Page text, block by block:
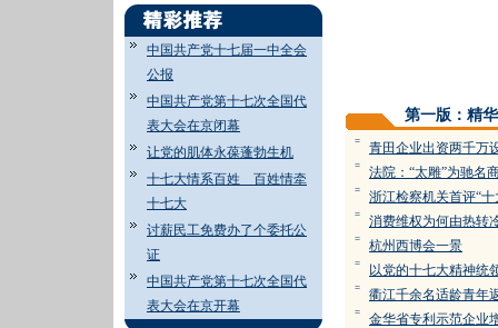
中国共产党十七届一中全会
公报
中国共产党第十七次全国代
表大会在京闭幕
让党的肌体永葆蓬勃生机
十七大情系百姓 百姓情牵
十七大
讨薪民工免费办了个委托公
证
中国共产党第十七次全国代
表大会在京开幕
第一版：精
= 青田企业出资两千万
= 法院：“太雕”为驰名
= 浙江检察机关首评“十
= 消费维权为何由热转
= 杭州西博会一景
= 以党的十七大精神统
= 衢江千余名适龄青年
= 金华省专利示范企业